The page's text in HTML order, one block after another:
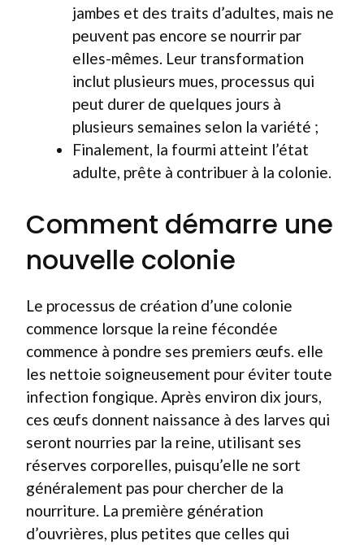
jambes et des traits d’adultes, mais ne
peuvent pas encore se nourrir par
elles-mêmes. Leur transformation
inclut plusieurs mues, processus qui
peut durer de quelques jours à
plusieurs semaines selon la variété ;
Finalement, la fourmi atteint l’état
adulte, prête à contribuer à la colonie.
Comment démarre une
nouvelle colonie
Le processus de création d’une colonie
commence lorsque la reine fécondée
commence à pondre ses premiers œufs. elle
les nettoie soigneusement pour éviter toute
infection fongique. Après environ dix jours,
ces œufs donnent naissance à des larves qui
seront nourries par la reine, utilisant ses
réserves corporelles, puisqu’elle ne sort
généralement pas pour chercher de la
nourriture. La première génération
d’ouvrières, plus petites que celles qui